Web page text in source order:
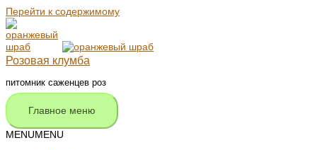
Перейти к содержимому
Розовая клумба
питомник саженцев роз
Главное меню
MENU MENU